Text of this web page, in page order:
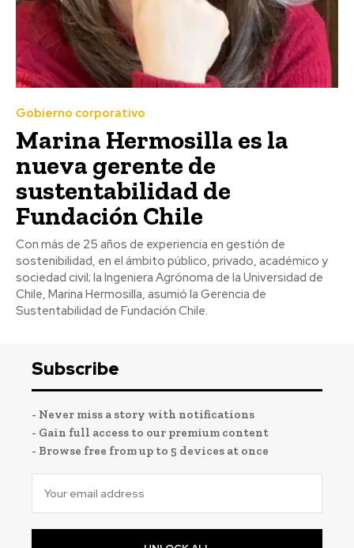
Gobierno corporativo
Marina Hermosilla es la
nueva gerente de
sustentabilidad de
Fundación Chile
Con más de 25 años de experiencia en gestión de
sostenibilidad, en el ámbito público, privado, académico y
sociedad civil; la Ingeniera Agrónoma de la Universidad de
Chile, Marina Hermosilla, asumió la Gerencia de
Sustentabilidad de Fundación Chile.
Subscribe
- Never miss a story with notifications
- Gain full access to our premium content
- Browse free from up to 5 devices at once